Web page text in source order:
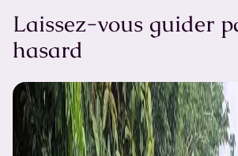
Laissez-vous guider
hasard